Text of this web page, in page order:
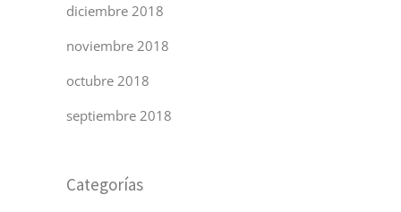
diciembre 2018
noviembre 2018
octubre 2018
septiembre 2018
Categorías